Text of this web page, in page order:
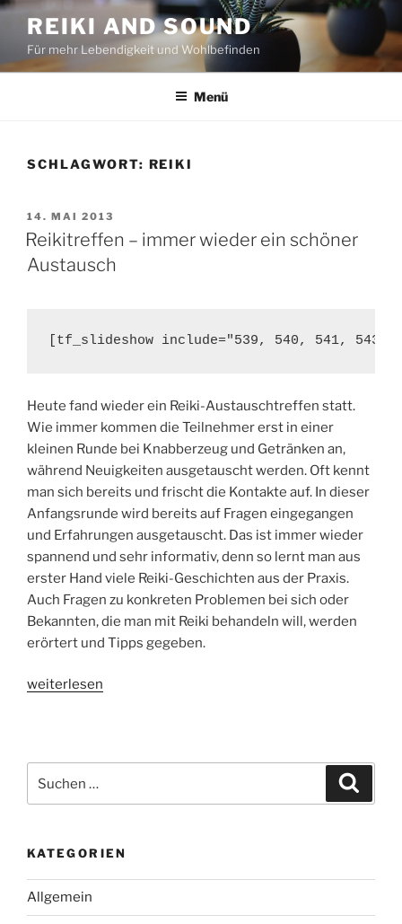
Zum
Inhalt
springen
REIKI AND SOUND
Für mehr Lebendigkeit und Wohlbefinden
Menü
SCHLAGWORT: REIKI
VERÖFFENTLICHT
AM
14. MAI 2013
Reikitreffen – immer wieder ein schöner
Austausch
[tf_slideshow include="539, 540, 541, 543"
Heute fand wieder ein Reiki-Austauschtreffen statt.
Wie immer kommen die Teilnehmer erst in einer
kleinen Runde bei Knabberzeug und Getränken an,
während Neuigkeiten ausgetauscht werden. Oft kennt
man sich bereits und frischt die Kontakte auf. In dieser
Anfangsrunde wird bereits auf Fragen eingegangen
und Erfahrungen ausgetauscht. Das ist immer wieder
spannend und sehr informativ, denn so lernt man aus
erster Hand viele Reiki-Geschichten aus der Praxis.
Auch Fragen zu konkreten Problemen bei sich oder
Bekannten, die man mit Reiki behandeln will, werden
erörtert und Tipps gegeben.
„Reikitreffen
ein
schöner
weiterlesen
nach:
KATEGORIEN
Allgemein